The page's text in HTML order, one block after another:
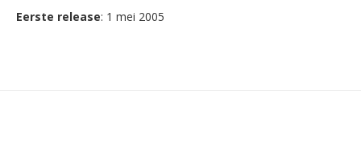
Eerste release: 1 mei 2005